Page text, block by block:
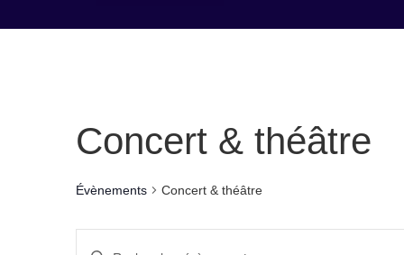
Concert & théâtre
Évènements Concert & théâtre
Recherche